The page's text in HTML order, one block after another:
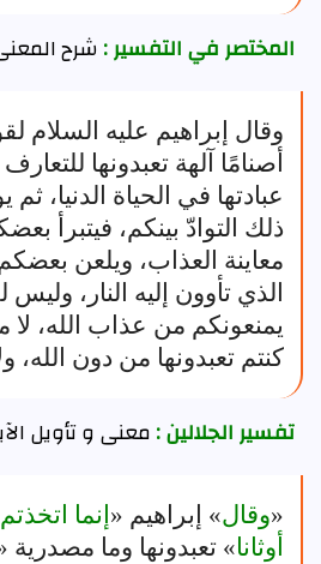
المختصر في التفسير :شرح
وقال إبراهيم عليه السلام
أصنامًا آلهة تعبدونها
عبادتها في الحياة الدنيا، ثم
ذلك التوادّ بينكم، فيتبرأ
معاينة العذاب، ويلعن
الذي تأوون إليه النار،
يمنعونكم من عذاب الله، لا
كنتم تعبدونها من دون الله،
تفسير الجلالين :معنى و تأويل الآية
«وقال» إبراهيم « إنما
أوثانا» تعبدونها وما مصدرية